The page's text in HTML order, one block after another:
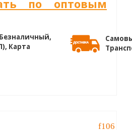
по оптовым
Карта